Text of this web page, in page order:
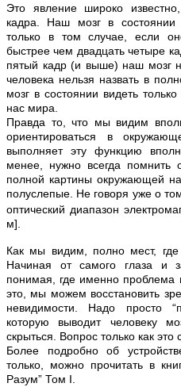
Это явление широко
кадра. Наш мозг в состоянии
только в том случае, если
быстрее чем двадцать четыре
пятый кадр (и выше) наш мозг
человека нельзя назвать в
мозг в состоянии видеть
нас мира.
Правда то, что мы видим
ориентироваться в
выполняет эту функцию
менее, нужно всегда помнить
полной картины окружающей
полуслепые. Не говоря уже о
оптический диапазон
м].
Как мы видим, полно мест,
Начиная от самого глаза и
понимая, где именно проблема
это, мы можем восстановить
невидимости. Надо просто
которую выводит человеку
скрыться. Вопрос только как это
Более подробно об
только, можно прочитать в
Разум” Том I.